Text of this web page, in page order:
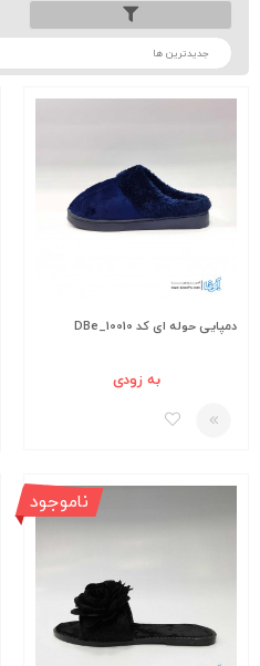
ترتیب
دمپایی حوله ای کد DBe_10010
به زودی
ناموجود